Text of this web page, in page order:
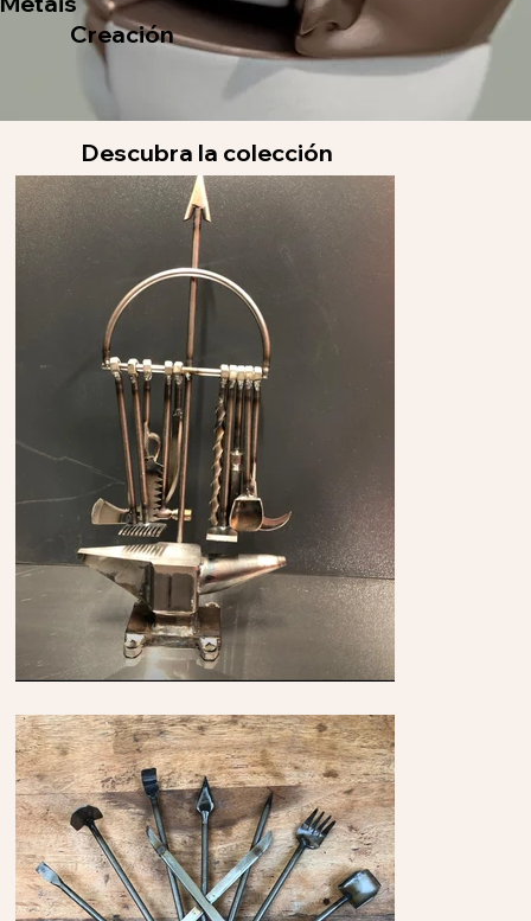
Creación
Descubra la colección